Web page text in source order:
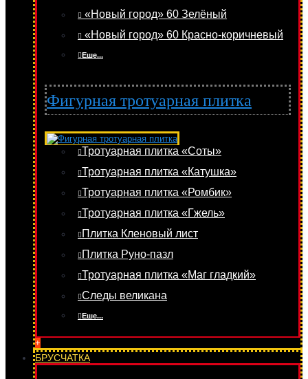
«Новый город» 60 Зелёный
«Новый город» 60 Красно-коричневый
Еше...
Фигурная тротуарная плитка
Тротуарная плитка «Соты»
Тротуарная плитка «Катушка»
Тротуарная плитка «Ромбик»
Тротуарная плитка «Гжель»
Плитка Кленовый лист
Плитка Руно-пазл
Тротуарная плитка «Маг гладкий»
Следы великана
Еше...
+
БРУСЧАТКА